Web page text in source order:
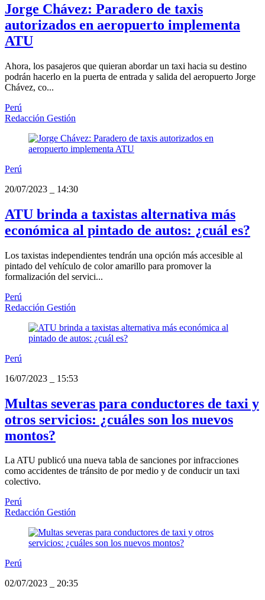
Jorge Chávez: Paradero de taxis
autorizados en aeropuerto implementa
ATU
Ahora, los pasajeros que quieran abordar un taxi hacia su destino
podrán hacerlo en la puerta de entrada y salida del aeropuerto Jorge
Chávez, co...
Perú
Redacción Gestión
Perú
20/07/2023
14:30
ATU brinda a taxistas alternativa más
económica al pintado de autos: ¿cuál es?
Los taxistas independientes tendrán una opción más accesible al
pintado del vehículo de color amarillo para promover la
formalización del servici...
Perú
Redacción Gestión
Perú
16/07/2023
15:53
Multas severas para conductores de taxi y
otros servicios: ¿cuáles son los nuevos
montos?
La ATU publicó una nueva tabla de sanciones por infracciones
como accidentes de tránsito de por medio y de conducir un taxi
colectivo.
Perú
Redacción Gestión
Perú
02/07/2023
20:35